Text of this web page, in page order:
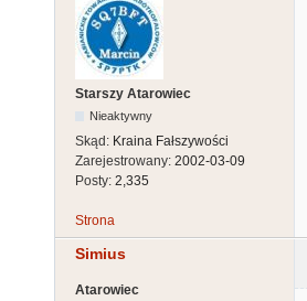
Starszy Atarowiec
Nieaktywny
Skąd: Kraina Fałszywości
Zarejestrowany: 2002-03-09
Posty: 2,335
Strona
Simius
Atarowiec